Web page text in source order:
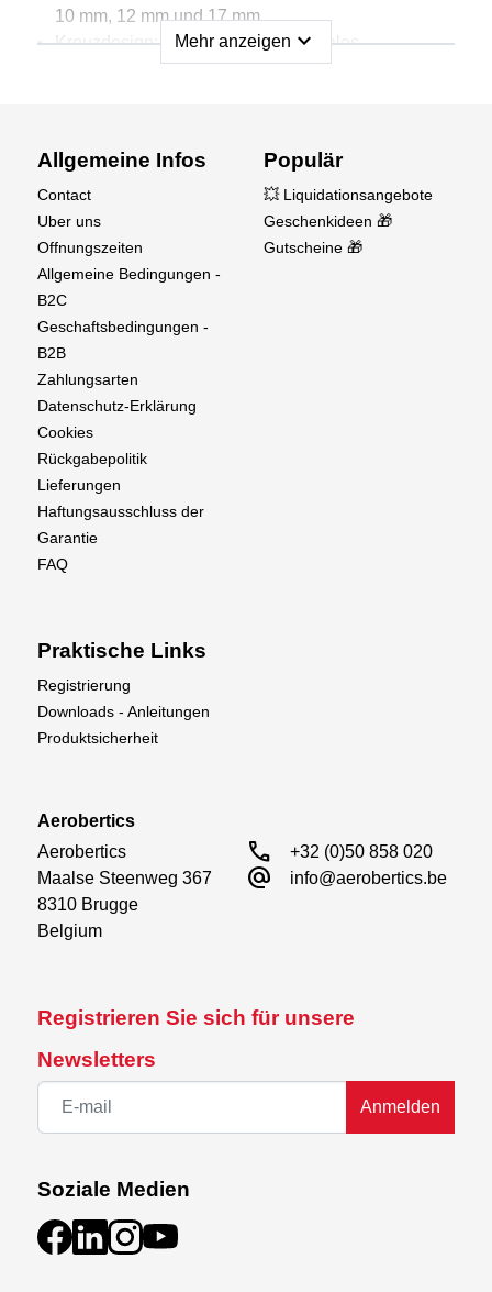
10 mm, 12 mm und 17 mm
Kreuzdesign: Gewährleistet maximales
Drehmoment und einfache Handhabung
Korrosionsbeständige Oberfläche: Schützt vor Rost
und Verschleiß
Ergonomische Handhabung: Ausgewogenes
Design für komfortablen Griff und Kontrolle
Technische Daten
Produkttyp: Großer Kreuzschlüssel /
Größen: 8 / 9 / 10 / 12 / 17 mm
Material: Gehärteter Stahl
Beschichtung (je nach Modell)
Anwendung: Befestigen / Lösen von Muttern und
Schrauben
Lieferumfang
Mehr anzeigen expand_more
Registrieren Sie sich für unsere
Newsletters
Anmelden
Soziale Medien
Allgemeine Infos
Contact
Uber uns
Offnungszeiten
Allgemeine Bedingungen -
B2C
Geschaftsbedingungen -
B2B
Zahlungsarten
Datenschutz-Erklärung
Cookies
Rückgabepolitik
Lieferungen
Haftungsausschluss der
Garantie
FAQ
Populär
💥 Liquidationsangebote
Geschenkideen 🎁
Gutscheine 🎁
Praktische Links
Registrierung
Downloads - Anleitungen
Produktsicherheit
Aerobertics
Aerobertics
Maalse Steenweg 367
8310 Brugge
Belgium
call +32 (0)50 858 020
alternate_email info@aerobertics.be